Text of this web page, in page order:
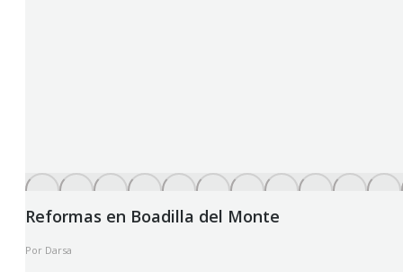
Reformas en Boadilla del Monte
Por Darsa